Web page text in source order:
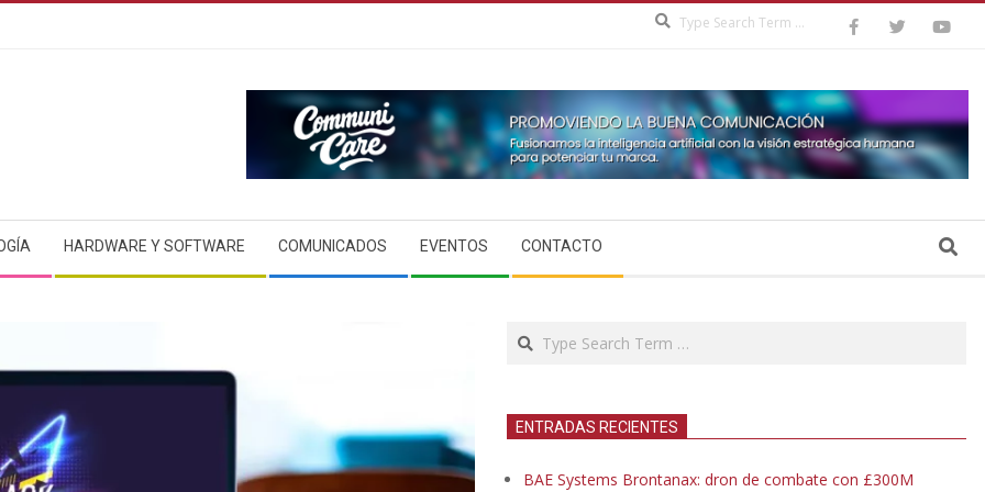
HARDWARE Y SOFTWARE COMUNICADOS EVENTOS CONTACTO Search
Search
ENTRADAS RECIENTES
BAE Systems Brontanax: dron de combate con £300M